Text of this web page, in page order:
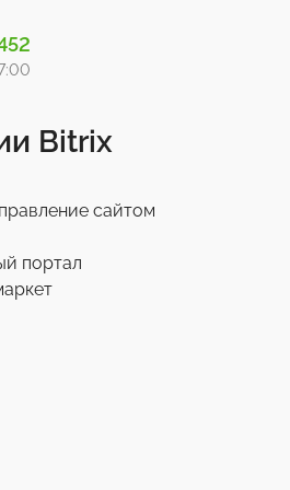
Bitrix
сайтом
портал